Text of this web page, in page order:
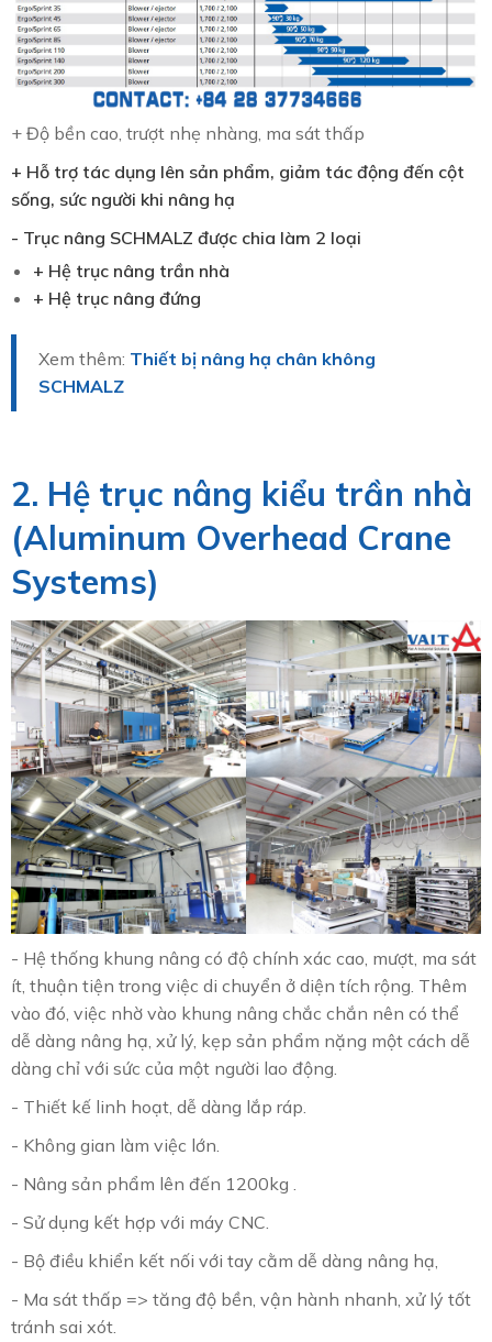
+ Độ bền cao, trượt nhẹ nhàng, ma sát thấp
+ Hỗ trợ tác dụng lên sản phẩm, giảm tác động đến cột
sống, sức người khi nâng hạ
- Trục nâng SCHMALZ được chia làm 2 loại
+ Hệ trục nâng trần nhà
+ Hệ trục nâng đứng
Xem thêm: Thiết bị nâng hạ chân không
SCHMALZ
2. Hệ trục nâng kiểu trần nhà
(Aluminum Overhead Crane
Systems)
- Hệ thống khung nâng có độ chính xác cao, mượt, ma sát
ít, thuận tiện trong việc di chuyển ở diện tích rộng. Thêm
vào đó, việc nhờ vào khung nâng chắc chắn nên có thể
dễ dàng nâng hạ, xử lý, kẹp sản phẩm nặng một cách dễ
dàng chỉ với sức của một người lao động.
- Thiết kế linh hoạt, dễ dàng lắp ráp.
- Không gian làm việc lớn.
- Nâng sản phẩm lên đến 1200kg .
- Sử dụng kết hợp với máy CNC.
- Bộ điều khiển kết nối với tay cằm dễ dàng nâng hạ,
- Ma sát thấp => tăng độ bền, vận hành nhanh, xử lý tốt
tránh sai xót.